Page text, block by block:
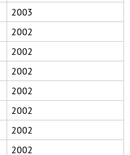
2003
2002
2002
2002
2002
2002
2002
2002